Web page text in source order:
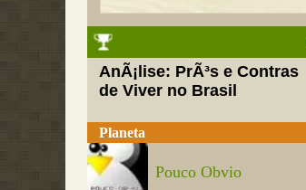
AnÃ¡lise: PrÃ³s e Contras
de Viver no Brasil
Planeta
Pouco Obvio